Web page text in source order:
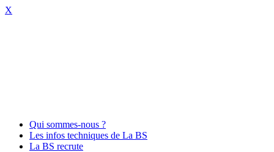
X
Qui sommes-nous ?
Les infos techniques de La BS
La BS recrute